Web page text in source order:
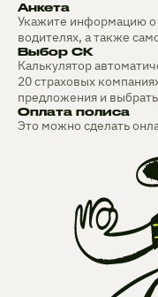
Анкета
Укажите информацию о
водителях, а также
Выбор СК
Калькулятор
20 страховых
предложения и
Оплата полиса
Это можно сделать